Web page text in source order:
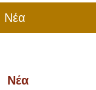
Νέα
Νέα